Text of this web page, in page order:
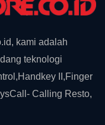
kami adalah
teknologi
II,Finger
Calling Resto,